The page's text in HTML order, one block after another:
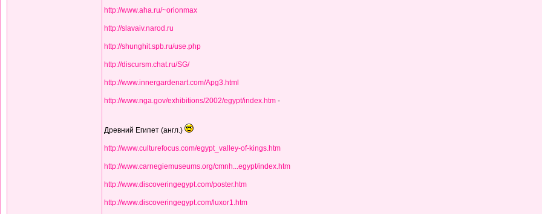
http://www.aha.ru/~orionmax
http://slavaiv.narod.ru
http://shunghit.spb.ru/use.php
http://discursm.chat.ru/SG/
http://www.innergardenart.com/Apg3.html
http://www.nga.gov/exhibitions/2002/egypt/index.htm -
Древний Египет (англ.)
http://www.culturefocus.com/egypt_valley-of-kings.htm
http://www.carnegiemuseums.org/cmnh...egypt/index.htm
http://www.discoveringegypt.com/poster.htm
http://www.discoveringegypt.com/luxor1.htm